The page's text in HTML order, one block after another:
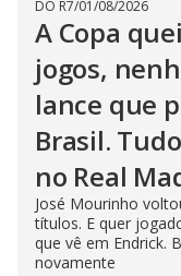
DO R7/01/08/2026
A Copa
jogos,
lance que
Brasil.
no Real
José Mourinho
títulos. E quer
que vê em Endrick.
novamente